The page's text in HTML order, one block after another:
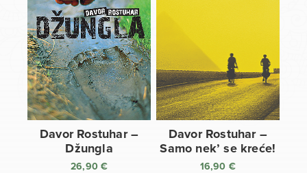
Davor Rostuhar –
Džungla
26,90€
Davor Rostuhar –
Samo nek’ se kreće!
16,90 €